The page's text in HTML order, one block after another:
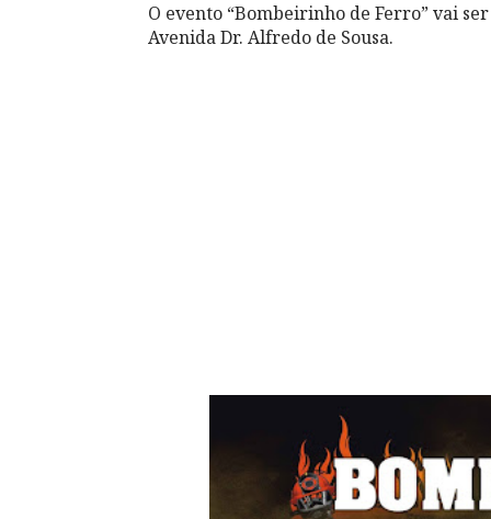
O evento “Bombeirinho de Ferro” vai
Avenida Dr. Alfredo de Sousa.